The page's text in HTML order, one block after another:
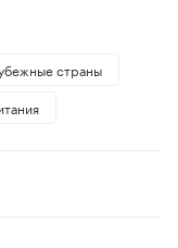
страны